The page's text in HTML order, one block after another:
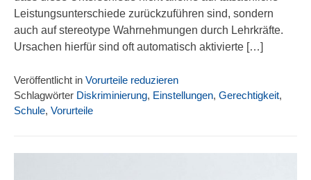
Leistungsunterschiede zurückzuführen sind, sondern
auch auf stereotype Wahrnehmungen durch Lehrkräfte.
Ursachen hierfür sind oft automatisch aktivierte […]
Veröffentlicht in Vorurteile reduzieren
Schlagwörter Diskriminierung, Einstellungen, Gerechtigkeit,
Schule, Vorurteile